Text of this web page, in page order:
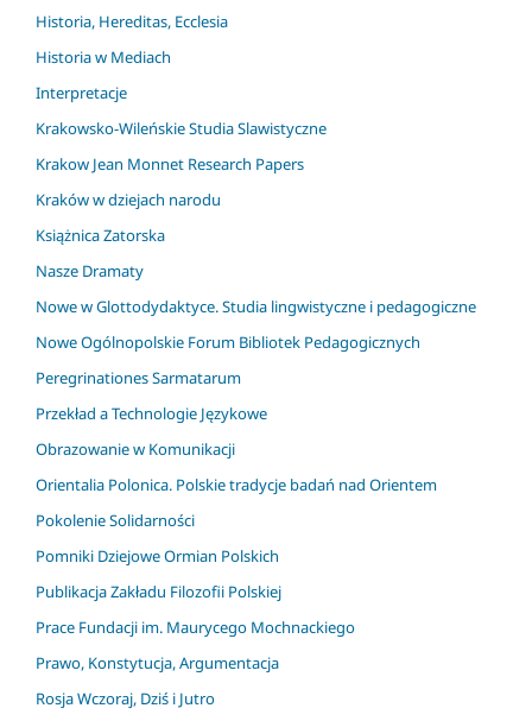
Historia, Hereditas, Ecclesia
Historia w Mediach
Interpretacje
Krakowsko-Wileńskie Studia Slawistyczne
Krakow Jean Monnet Research Papers
Kraków w dziejach narodu
Książnica Zatorska
Nasze Dramaty
Nowe w Glottodydaktyce. Studia lingwistyczne i pedagogiczne
Nowe Ogólnopolskie Forum Bibliotek Pedagogicznych
Peregrinationes Sarmatarum
Przekład a Technologie Językowe
Obrazowanie w Komunikacji
Orientalia Polonica. Polskie tradycje badań nad Orientem
Pokolenie Solidarności
Pomniki Dziejowe Ormian Polskich
Publikacja Zakładu Filozofii Polskiej
Prace Fundacji im. Maurycego Mochnackiego
Prawo, Konstytucja, Argumentacja
Rosja Wczoraj, Dziś i Jutro